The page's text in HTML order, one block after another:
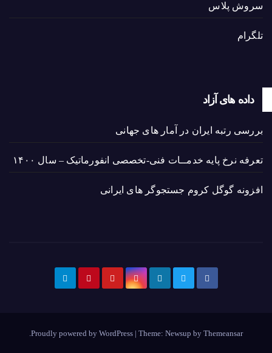
سروش پلاس
تلگرام
داده های آزاد
بررسی رتبه ایران در آمار های جهانی
تعرفه نرخ پایه خدمــات فنی-تخصصی انفورماتیک – سال ۱۴۰۰
افزونه گوگل کروم جستجوگر های ایرانی
Proudly powered by WordPress | Theme: Newsup by Themeansar
.